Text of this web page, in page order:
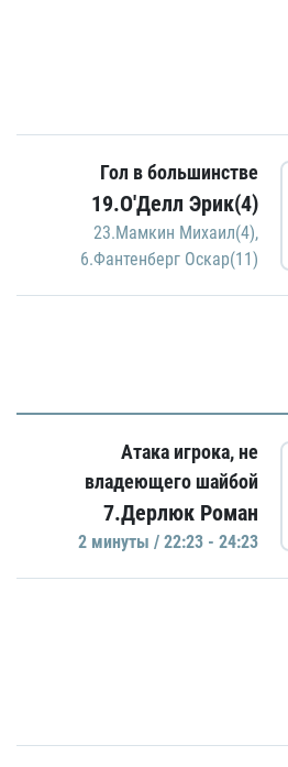
Гол в большинстве
19.О'Делл Эрик(4)
23.Мамкин Михаил(4),
6.Фантенберг Оскар(11)
Атака игрока, не
владеющего шайбой
7.Дерлюк Роман
2 минуты / 22:23 - 24:23